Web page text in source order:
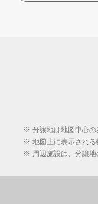
※ 分譲地は地図中心の
※ 地図上に表示され
※ 周辺施設は、分譲